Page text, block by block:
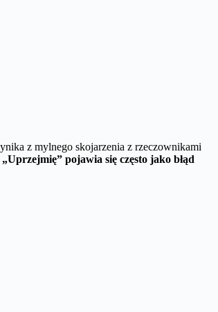
z mylnego skojarzenia z rzeczownikami
„Uprzejmię” pojawia się często jako błąd